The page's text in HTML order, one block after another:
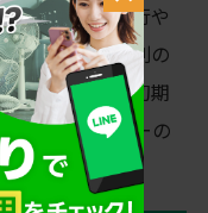
す。データ移行や
消去したり、別の
データ移行や初期
明書やメーカーの